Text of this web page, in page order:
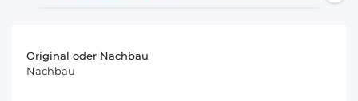
Original oder Nachbau
Nachbau